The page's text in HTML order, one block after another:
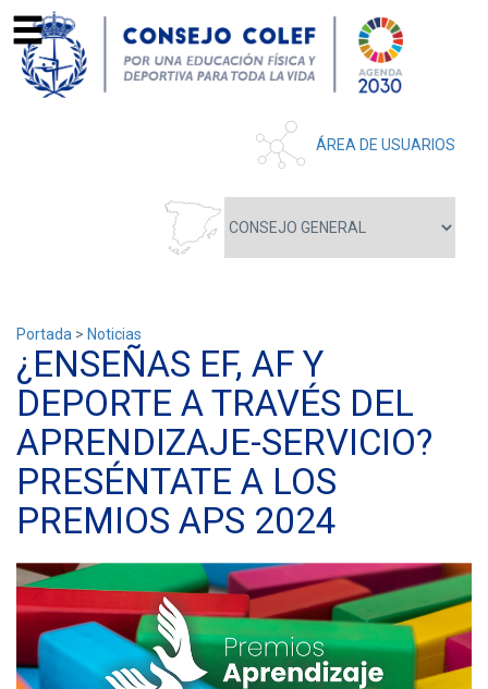
ÁREA DE USUARIOS
Portada > Noticias
¿ENSEÑAS EF, AF Y
DEPORTE A TRAVÉS DEL
APRENDIZAJE-SERVICIO?
PRESÉNTATE A LOS
PREMIOS APS 2024